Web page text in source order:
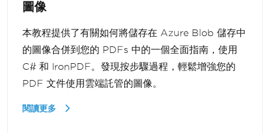
圖像
本教程提供了有關如何將儲存在 Azure Blob 儲存中
的圖像合併到您的 PDFs 中的一個全面指南，使用
C# 和 IronPDF。發現按步驟過程，輕鬆增強您的
PDF 文件使用雲端託管的圖像。
閱讀更多